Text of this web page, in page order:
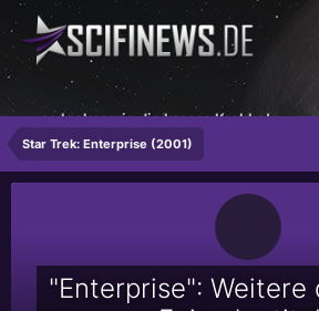
...so lecker wie die krosse Krabbe!
Star Trek: Enterprise (2001)
"Enterprise": Weitere